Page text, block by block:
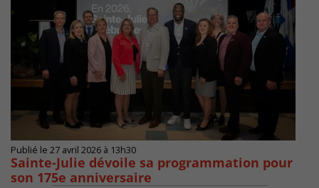
Publié le 27 avril 2026 à 13h30
Sainte-Julie dévoile sa programmation pour
son 175e anniversaire